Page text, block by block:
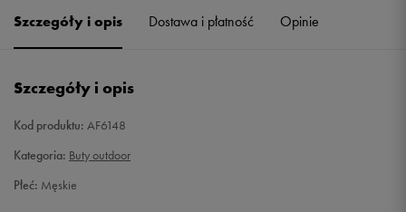
40 2/3
42 2/3 27 cm
43 1/3
Szczegóły i opis Dostawa i płatność Opinie
Szczegóły i opis
Kod produktu: AF6148
Kategoria: Buty outdoor
Płeć: Męskie